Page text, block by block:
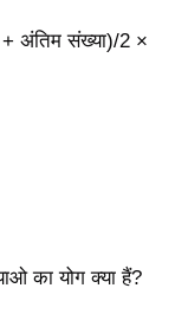
अंतिम संख्या)/2 ×
का योग क्या हैं?